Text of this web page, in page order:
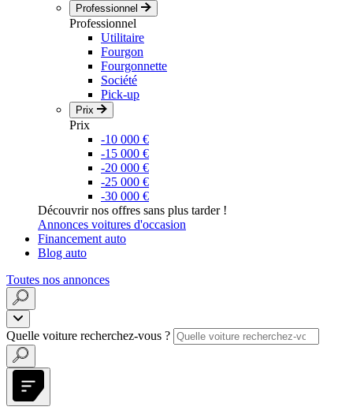
Professionnel
Professionnel
Utilitaire
Fourgon
Fourgonnette
Société
Pick-up
Prix
Prix
-10 000 €
-15 000 €
-20 000 €
-25 000 €
-30 000 €
Découvrir nos offres sans plus tarder !
Annonces voitures d'occasion
Financement auto
Blog auto
Toutes nos annonces
Quelle voiture recherchez-vous ?